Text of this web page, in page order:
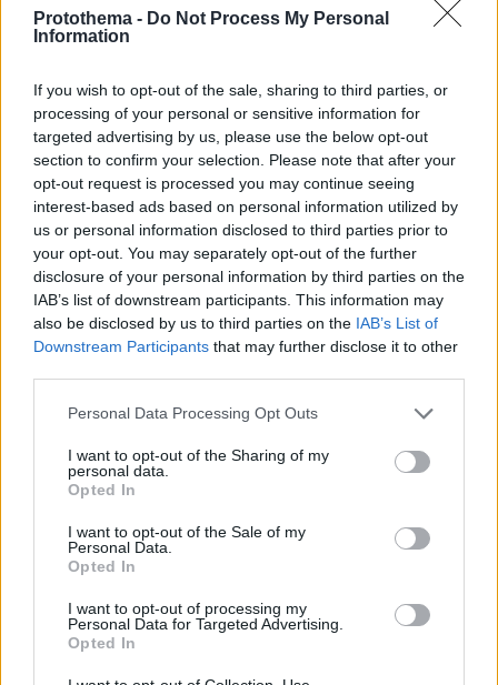
Protothema - Do Not Process My Personal
Information
If you wish to opt-out of the sale, sharing to third parties, or
processing of your personal or sensitive information for
targeted advertising by us, please use the below opt-out
section to confirm your selection. Please note that after your
opt-out request is processed you may continue seeing
interest-based ads based on personal information utilized by
us or personal information disclosed to third parties prior to
your opt-out. You may separately opt-out of the further
disclosure of your personal information by third parties on the
IAB’s list of downstream participants. This information may
also be disclosed by us to third parties on the IAB’s List of
Downstream Participants that may further disclose it to other
Please note that this website/app uses one or more Google
not limited to your visit or usage behaviour. You may click to
grant or deny consent to Google and its third-party tags to
use your data for below specified purposes in below Google
consent section.
Personal Data Processing Opt Outs
I want to opt-out of the Sharing of my
personal data.
Opted In
I want to opt-out of the Sale of my
Personal Data.
Opted In
I want to opt-out of processing my
Personal Data for Targeted Advertising.
Opted In
ειναι ο μηλέικος πελτές και γιατί δεν λείπει από κανένα
λαδερό στις Κυκλάδες
Ηρακλειά, έχω βρεθεί δυο-τρεις φορές, αν και πολύ
θα ήθελα να ήταν περισσότερες.
29.08.2023, 17:30